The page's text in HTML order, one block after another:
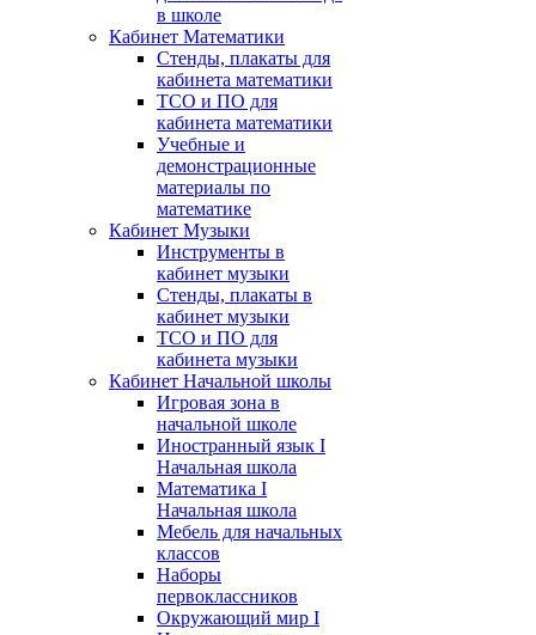
в школе
Кабинет Математики
Стенды, плакаты для
кабинета математики
ТСО и ПО для
кабинета математики
Учебные и
демонстрационные
материалы по
математике
Кабинет Музыки
Инструменты в
кабинет музыки
Стенды, плакаты в
кабинет музыки
ТСО и ПО для
кабинета музыки
Кабинет Начальной школы
Игровая зона в
начальной школе
Иностранный язык I
Начальная школа
Математика I
Начальная школа
Мебель для начальных
классов
Наборы
первоклассников
Окружающий мир I